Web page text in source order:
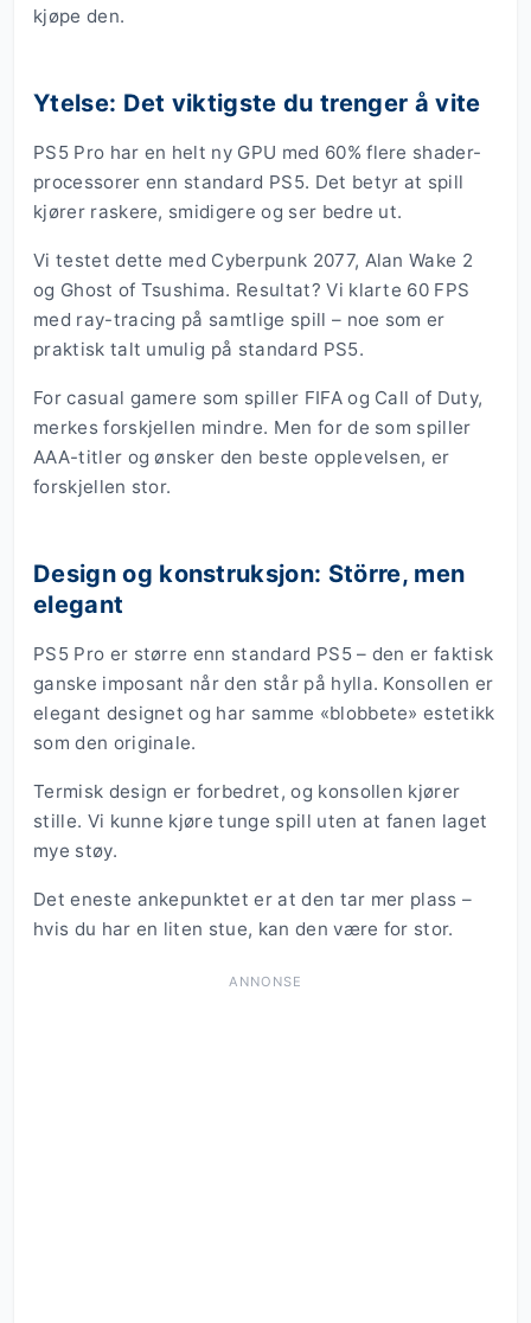
kjøpe den.
Ytelse: Det viktigste du trenger å vite
PS5 Pro har en helt ny GPU med 60% flere shader-
processorer enn standard PS5. Det betyr at spill
kjører raskere, smidigere og ser bedre ut.
Vi testet dette med Cyberpunk 2077, Alan Wake 2
og Ghost of Tsushima. Resultat? Vi klarte 60 FPS
med ray-tracing på samtlige spill – noe som er
praktisk talt umulig på standard PS5.
For casual gamere som spiller FIFA og Call of Duty,
merkes forskjellen mindre. Men for de som spiller
AAA-titler og ønsker den beste opplevelsen, er
forskjellen stor.
Design og konstruksjon: Större, men
elegant
PS5 Pro er større enn standard PS5 – den er faktisk
ganske imposant når den står på hylla. Konsollen er
elegant designet og har samme «blobbete» estetikk
som den originale.
Termisk design er forbedret, og konsollen kjører
stille. Vi kunne kjøre tunge spill uten at fanen laget
mye støy.
Det eneste ankepunktet er at den tar mer plass –
hvis du har en liten stue, kan den være for stor.
ANNONSE